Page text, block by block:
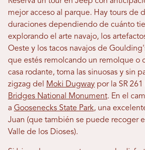
mejor acceso al parque. Hay tours de
duraciones dependiendo de cuánto
explorando el arte navajo, los
Oeste y los tacos navajos de
que estés remolcando un remolque o
casa rodante, toma las sinuosas y sin
zigzag del
Moki Dugway por la SR 261
Bridges National Monument. En el
a Goosenecks State Park, una
Juan (que también se puede recoger
Valle de los Dioses).